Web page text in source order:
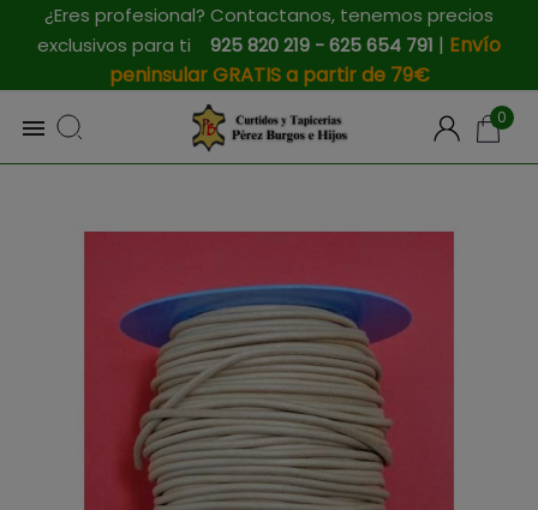
¿Eres profesional? Contactanos, tenemos precios
exclusivos para ti 925 820 219 - 625 654 791 | Envío
peninsular GRATIS a partir de 79€
 0